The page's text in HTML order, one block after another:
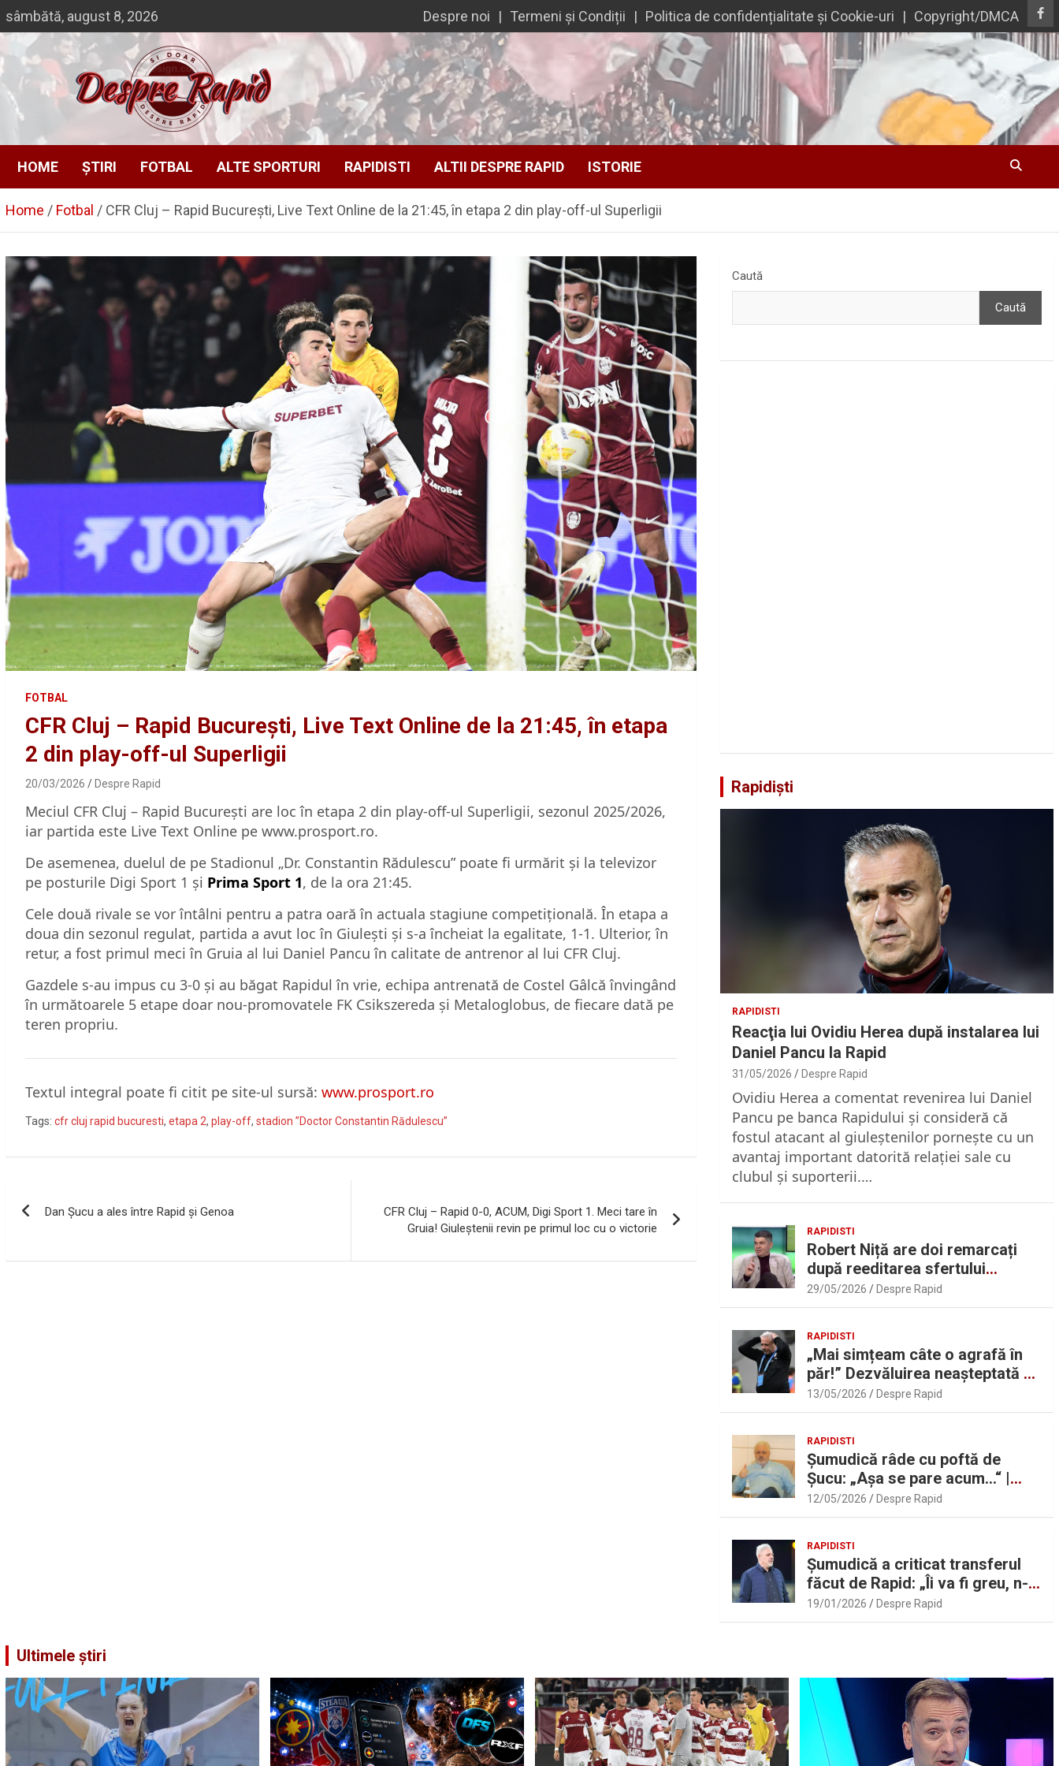
Skip
to
content
sâmbătă, august 8, 2026 Despre noi Termeni și Condiții Politica de confidențialitate și Cookie-uri Copyright/DMCA
Despre Rapid
Si doar … despre Rapid
HOME ȘTIRI FOTBAL ALTE SPORTURI RAPIDISTI ALTII DESPRE RAPID ISTORIE
Home Fotbal CFR Cluj – Rapid București, Live Text Online de la 21:45, în etapa 2 din play-off-ul Superligii
FOTBAL
CFR Cluj – Rapid București, Live Text Online de la 21:45, în etapa
2 din play-off-ul Superligii
20/03/2026 Despre Rapid
Meciul CFR Cluj – Rapid București are loc în etapa 2 din play-off-ul Superligii, sezonul 2025/2026,
iar partida este Live Text Online pe www.prosport.ro.
De asemenea, duelul de pe Stadionul „Dr. Constantin Rădulescu” poate fi urmărit și la televizor
pe posturile Digi Sport 1 și Prima Sport 1, de la ora 21:45.
Cele două rivale se vor întâlni pentru a patra oară în actuala stagiune competițională. În etapa a
doua din sezonul regulat, partida a avut loc în Giulești și s-a încheiat la egalitate, 1-1. Ulterior, în
retur, a fost primul meci în Gruia al lui Daniel Pancu în calitate de antrenor al lui CFR Cluj.
Gazdele s-au impus cu 3-0 și au băgat Rapidul în vrie, echipa antrenată de Costel Gâlcă învingând
în următoarele 5 etape doar nou-promovatele FK Csikszereda și Metaloglobus, de fiecare dată pe
teren propriu.
Textul integral poate fi citit pe site-ul sursă: www.prosport.ro
Tags: cfr cluj rapid bucuresti, etapa 2, play-off, stadion ”Doctor Constantin Rădulescu”
articole
Dan Șucu a ales între Rapid și Genoa
CFR Cluj – Rapid 0-0, ACUM, Digi Sport 1. Meci tare în
Gruia! Giuleștenii revin pe primul loc cu o victorie
Caută
Caută
Rapidiști
RAPIDISTI
Reacţia lui Ovidiu Herea după instalarea lui
Daniel Pancu la Rapid
31/05/2026 Despre Rapid
Ovidiu Herea a comentat revenirea lui Daniel
Pancu pe banca Rapidului şi consideră că
fostul atacant al giuleştenilor porneşte cu un
avantaj important datorită relaţiei sale cu
clubul şi suporterii.…
RAPIDISTI
Robert Niță are doi remarcați
după reeditarea sfertului
UEFAntastic: „Lideri în teren” |
Sport.ro
29/05/2026 Despre Rapid
RAPIDISTI
„Mai simțeam câte o agrafă în
păr!” Dezvăluirea neașteptată a
lui Marius Șumudică despre
Daniel Pancu
13/05/2026 Despre Rapid
RAPIDISTI
Șumudică râde cu poftă de
Șucu: „Așa se pare acum…“ |
Sport.ro
12/05/2026 Despre Rapid
RAPIDISTI
Șumudică a criticat transferul
făcut de Rapid: „Îi va fi greu, n-
am înțeles”
19/01/2026 Despre Rapid
Ultimele știri